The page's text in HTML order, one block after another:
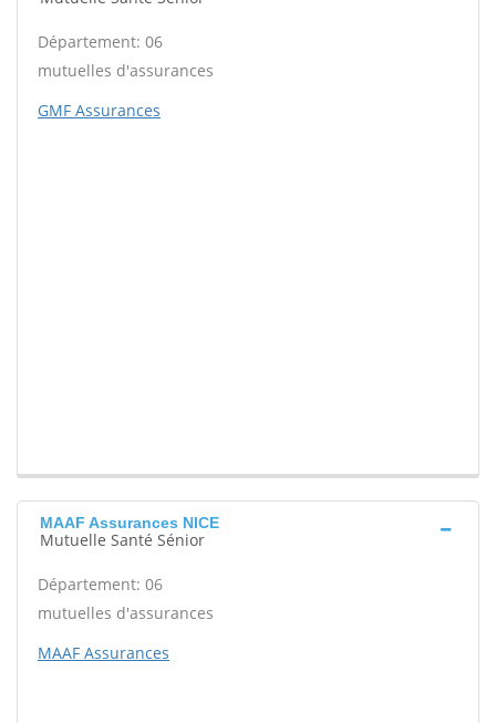
Département: 06
mutuelles d'assurances
GMF Assurances
MAAF Assurances NICE
Mutuelle Santé Sénior
Département: 06
mutuelles d'assurances
MAAF Assurances